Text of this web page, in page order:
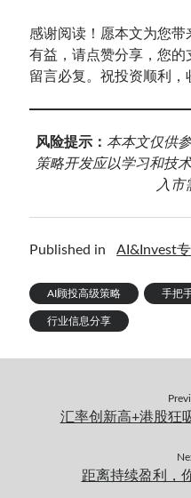
感谢阅读！愿本文为您
有益，请点赞分享，您的
留言必复。祝投资顺利，
风险提示： 本本文仅供
策略开发应以学习和技
入市
Published in AI&Invest
AI顾投高级策略 手把
行业信息分享
汇率创新高+港股狂
距离持续盈利，